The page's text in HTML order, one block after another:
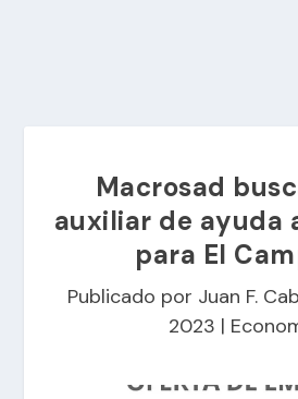
Macrosad
auxiliar de ayuda
para El
Publicado por Juan F.
2023 |